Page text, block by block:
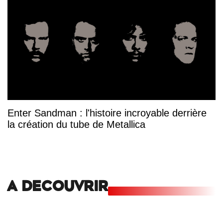
Enter Sandman : l'histoire incroyable derrière
la création du tube de Metallica
A DECOUVRIR